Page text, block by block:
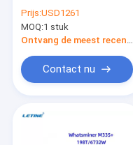
Producten
M30S++ 106Th ASIC
met Algoritme sha-
256
Prijs:USD1261
MOQ:1 stuk
Ontvang de meest recente Prijs
Contact nu